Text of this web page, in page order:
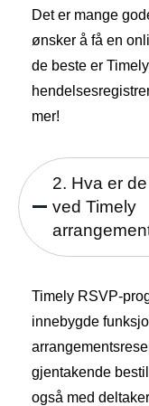
Det er mange
ønsker å få en
de beste er
mer!
2. Hva er
ved Timely
Timely RSVP-
innebygde
gjentakende
også med